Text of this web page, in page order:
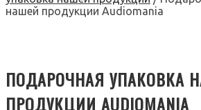
нашей продукции Audiomania
ПОДАРОЧНАЯ УПАКОВКА
ПРОДУКЦИИ AUDIOMANIA